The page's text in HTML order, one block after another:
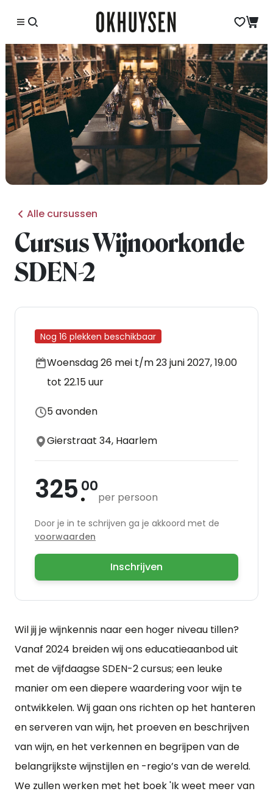
Alle cursussen
Cursus Wijnoorkonde
SDEN-2
Wil jij je wijnkennis naar een hoger niveau tillen?
Vanaf 2024 breiden wij ons educatieaanbod uit
met de vijfdaagse SDEN-2 cursus; een leuke
manier om een diepere waardering voor wijn te
ontwikkelen. Wij gaan ons richten op het hanteren
en serveren van wijn, het proeven en beschrijven
van wijn, en het verkennen en begrijpen van de
belangrijkste wijnstijlen en -regio’s van de wereld.
We zullen werken met het boek 'Ik weet meer van
Nog 16 plekken beschikbaar
Woensdag 26 mei t/m 23 juni 2027, 19.00
tot 22.15 uur
5 avonden
Gierstraat 34, Haarlem
325 00
per persoon
Door je in te schrijven ga je akkoord met de
voorwaarden
Inschrijven